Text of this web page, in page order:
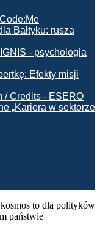
Bałtyku: rusza
Efekty misji
„Kariera w sektorze
to dla polityków
państwie